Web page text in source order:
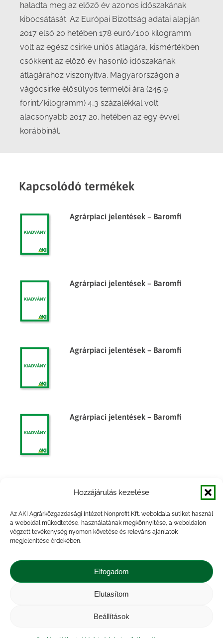
Hozzájárulás kezelése
Az AKI Agrárközgazdasági Intézet Nonprofit Kft. weboldala sütiket használ
a weboldal működtetése, használatának megkönnyítése, a weboldalon
végzett tevékenység nyomon követése és releváns ajánlatok
megjelenítése érdekében.
Elfogadom
Elutasítom
Beállítások
haladta meg az előző év azonos időszakának
kibocsátását. Az Európai Bizottság adatai alapján
2017 első 20 hetében 178 euró/100 kilogramm
volt az egész csirke uniós átlagára, kismértékben
csökkent az előző év hasonló időszakának
átlagárához viszonyítva. Magyarországon a
vágócsirke élősúlyos termelői ára (245,9
forint/kilogramm) 4,3 százalékkal volt
alacsonyabb 2017 20. hetében az egy évvel
korábbinál.
Kapcsolódó termékek
Agrárpiaci jelentések – Baromfi
Agrárpiaci jelentések – Baromfi
Agrárpiaci jelentések – Baromfi
Agrárpiaci jelentések – Baromfi